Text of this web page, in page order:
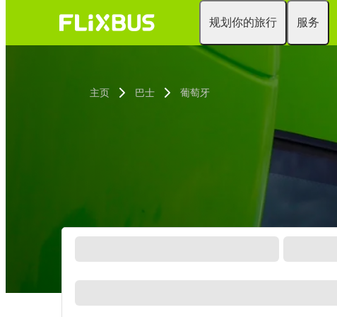
规划你的旅行 服务
主页 巴士 葡萄牙